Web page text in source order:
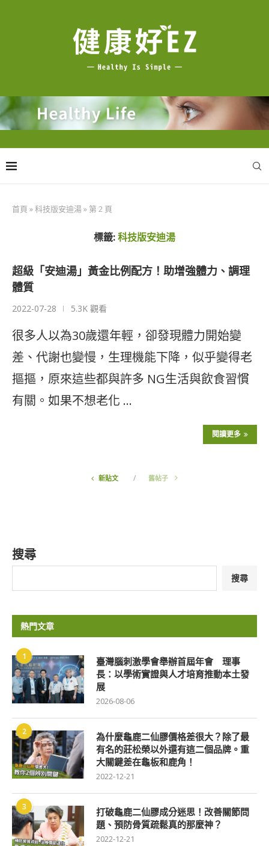
首頁 »科技版安迪湯» 第 2 頁
標籤:科技版安迪湯
超級「安迪湯」黃金比例配方！助增強體力、調理
體質
2022-07-28 5.3K 觀看
很多人以為30歲還年輕，卻發現體力開始變
差、代謝也變慢，生理機能下降，似乎變得老
摳摳，原來這些都與許多 NG生活與飲食習慣
有關。如果不想老化 …
閱讀更多
新貼文 舊帖子
搜尋
搜尋
熱門文章
1
臺灣腦刺激學會舉辦首屆年會 理事
長：以學術實證與人才培育推動本土發
展
2026-08-06
2
為什麼龜鹿二仙膠價格差很大？除了最
有名的莊松榮以外還有這二個品牌。重
大關鍵差在龜板和鹿角！
2022-12-21
3
打破龜鹿二仙膠成分迷思！改善關節問
題、預防骨質疏鬆真的那麼神？
2022-12-21